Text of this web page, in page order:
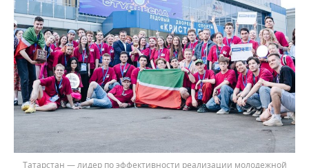
Татарстан — лидер по эффективности реализации молодежной